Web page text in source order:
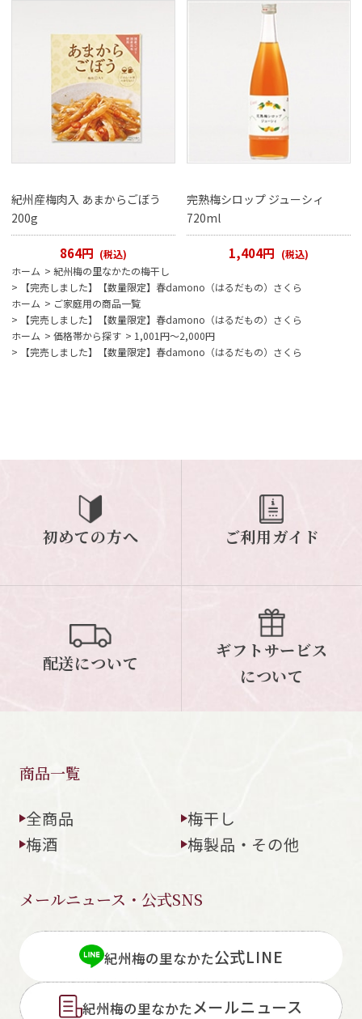
紀州産梅肉入 あまからごぼう
200g
864円 (税込)
完熟梅シロップ ジューシィ
720ml
1,404円 (税込)
ホーム > 紀州梅の里なかたの梅干し
>
【完売しました】【数量限定】春damono（はるだもの）さくら
ホーム > ご家庭用の商品一覧
>
【完売しました】【数量限定】春damono（はるだもの）さくら
ホーム > 価格帯から探す > 1,001円～2,000円
>
【完売しました】【数量限定】春damono（はるだもの）さくら
初めての方へ ご利用ガイド
配送について
ギフトサービス
について
商品一覧
全商品
梅干し
梅酒
梅製品・その他
メールニュース・公式SNS
紀州梅の里なかた公式LINE
紀州梅の里なかたメールニュース